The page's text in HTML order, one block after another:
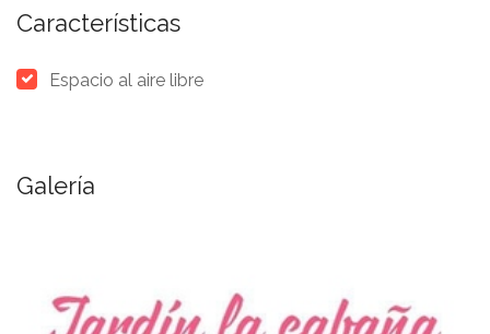
Características
Espacio al aire libre
Galería